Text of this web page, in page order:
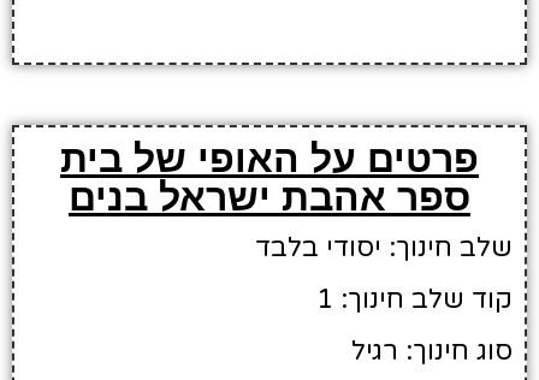
פרטים על האופי של בית
ספר אהבת ישראל בנים
שלב חינוך: יסודי בלבד
קוד שלב חינוך: 1
סוג חינוך: רגיל